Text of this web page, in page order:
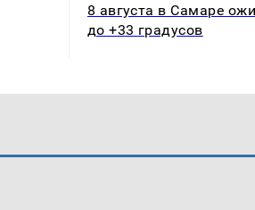
8 августа в Самаре
до +33 градусов